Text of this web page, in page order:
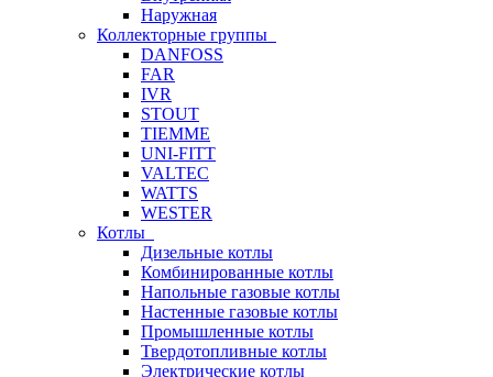
Наружная
Коллекторные группы
DANFOSS
FAR
IVR
STOUT
TIEMME
UNI-FITT
VALTEC
WATTS
WESTER
Котлы
Дизельные котлы
Комбинированные котлы
Напольные газовые котлы
Настенные газовые котлы
Промышленные котлы
Твердотопливные котлы
Электрические котлы